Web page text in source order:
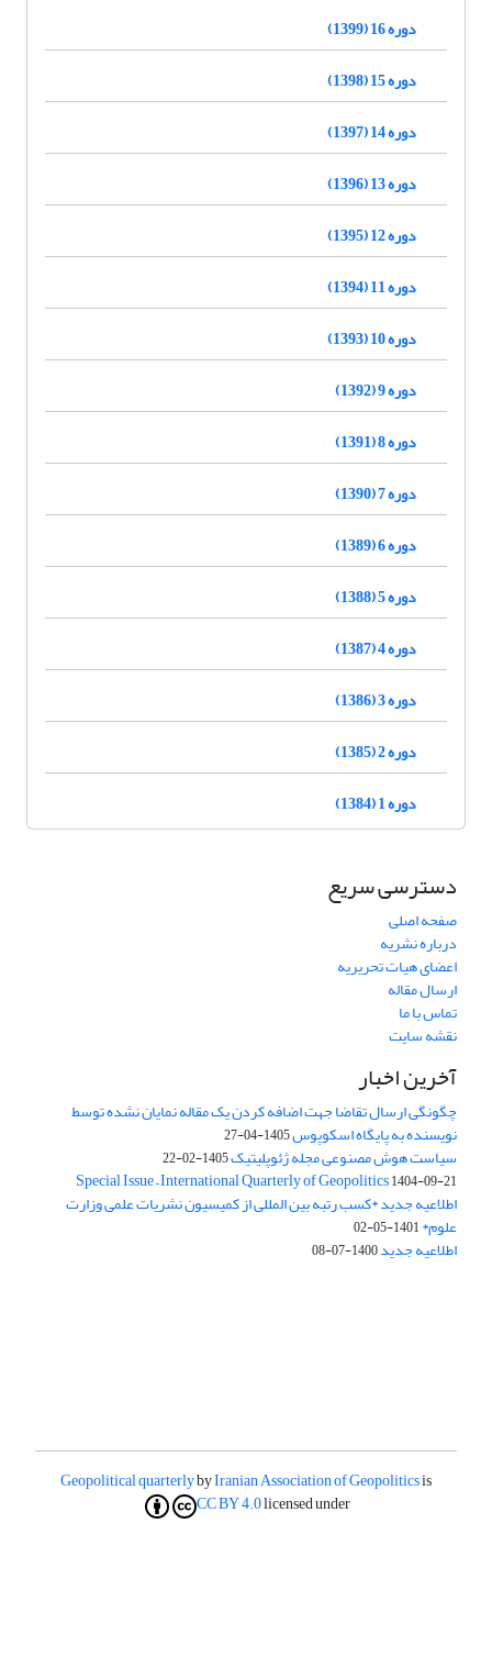
دوره 16 (1399)
دوره 15 (1398)
دوره 14 (1397)
دوره 13 (1396)
دوره 12 (1395)
دوره 11 (1394)
دوره 10 (1393)
دوره 9 (1392)
دوره 8 (1391)
دوره 7 (1390)
دوره 6 (1389)
دوره 5 (1388)
دوره 4 (1387)
دوره 3 (1386)
دوره 2 (1385)
دوره 1 (1384)
دسترسی سریع
صفحه اصلی
درباره نشریه
اعضای هیات تحریریه
ارسال مقاله
تماس با ما
نقشه سایت
آخرین اخبار
چگونگی ارسال تقاضا جهت اضافه کردن یک مقاله نمایان نشده توسط
نویسنده به پایگاه اسکوپوس1405-04-27
سیاست هوش مصنوعی مجله ژئوپلیتیک1405-02-22
Special Issue – International Quarterly of Geopolitics1404-09-21
اطلاعیه جدید *کسب رتبه بین المللی از کمیسیون نشریات علمی وزارت
علوم*1401-05-02
اطلاعیه جدید1400-07-08
Geopolitical quarterlybyIranian Association of Geopoliticsis
licensed under
CC BY 4.0